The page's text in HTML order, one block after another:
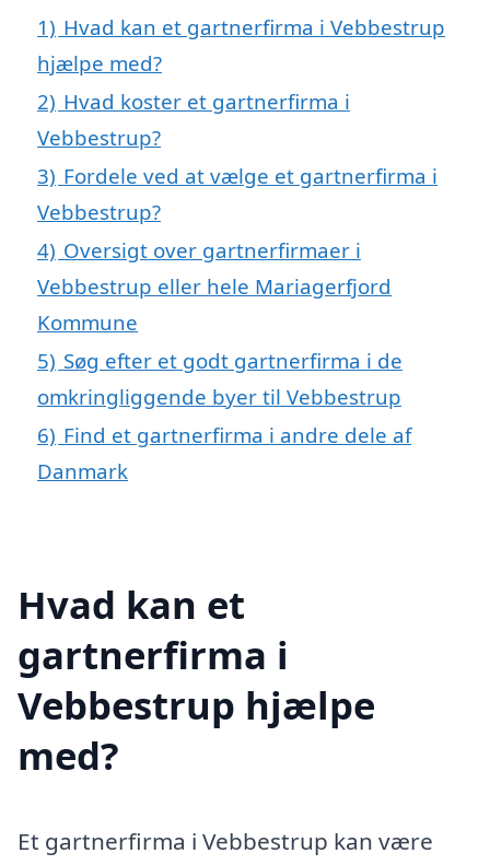
1) Hvad kan et gartnerfirma i Vebbestrup
hjælpe med?
2) Hvad koster et gartnerfirma i
Vebbestrup?
3) Fordele ved at vælge et gartnerfirma i
Vebbestrup?
4) Oversigt over gartnerfirmaer i
Vebbestrup eller hele Mariagerfjord
Kommune
5) Søg efter et godt gartnerfirma i de
omkringliggende byer til Vebbestrup
6) Find et gartnerfirma i andre dele af
Danmark
Hvad kan et
gartnerfirma i
Vebbestrup hjælpe
med?
Et gartnerfirma i Vebbestrup kan være